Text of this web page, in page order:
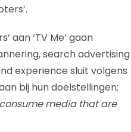
aan ‘TV Me’ gaan
search advertising
experience sluit volgens
bij hun doelstellingen;
media that are